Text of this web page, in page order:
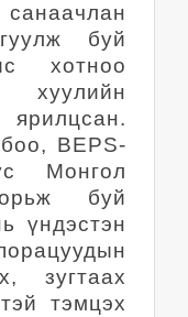
буй
хотноо
хуулийн
ярилцсан.
BEPS-
Монгол
буй
үндэстэн
зугтаах
тэмцэх